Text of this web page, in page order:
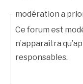
modération a
Ce forum est
n’apparaîtra
responsables.